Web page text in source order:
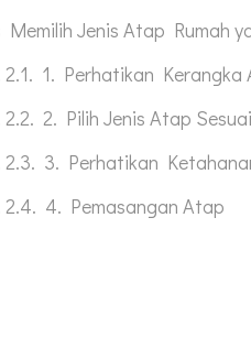
Memilih Jenis Atap Rumah
1. Perhatikan Kerangka
2. Pilih Jenis Atap
3. Perhatikan
4. Pemasangan Atap